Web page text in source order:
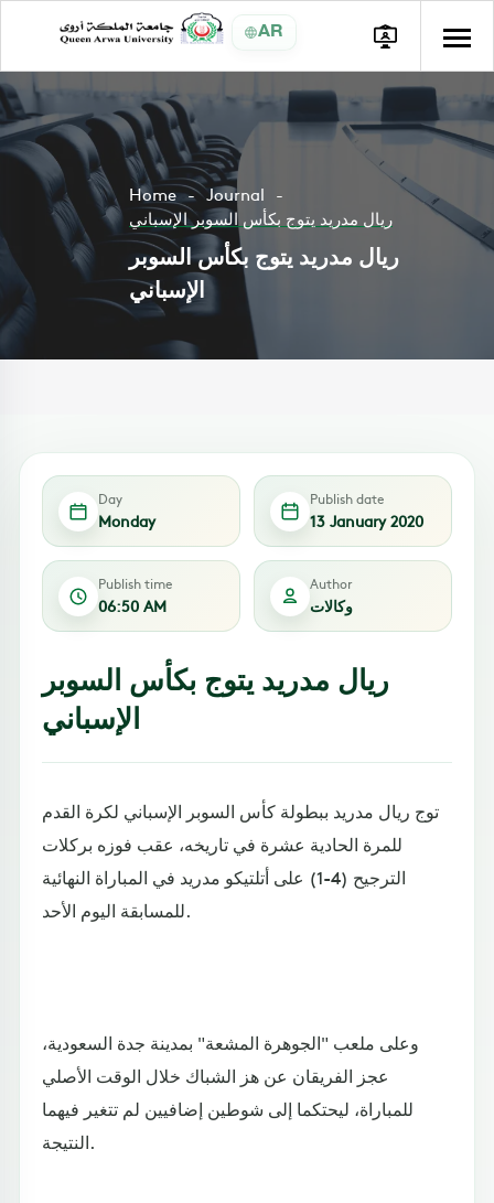
AR
Home
Journal
ريال مدريد يتوج بكأس السوبر الإسباني
ريال مدريد يتوج بكأس السوبر
الإسباني
Day
Monday
Publish date
13 January 2020
Publish time
06:50 AM
Author
وكالات
ريال مدريد يتوج بكأس السوبر
الإسباني
توج ريال مدريد ببطولة كأس السوبر الإسباني لكرة القدم
للمرة الحادية عشرة في تاريخه، عقب فوزه بركلات
الترجيح (4-1) على أتلتيكو مدريد في المباراة النهائية
للمسابقة اليوم الأحد.
وعلى ملعب "الجوهرة المشعة" بمدينة جدة السعودية،
عجز الفريقان عن هز الشباك خلال الوقت الأصلي
للمباراة، ليحتكما إلى شوطين إضافيين لم تتغير فيهما
النتيجة.